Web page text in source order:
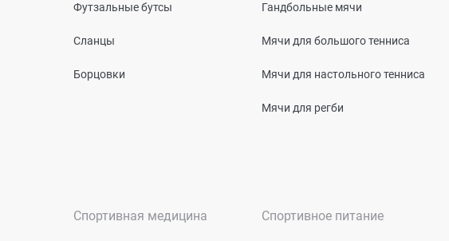
Футзальные бутсы
Сланцы
Борцовки
Гандбольные мячи
Мячи для большого тенниса
Мячи для настольного тенниса
Мячи для регби
Спортивная медицина Спортивное питание